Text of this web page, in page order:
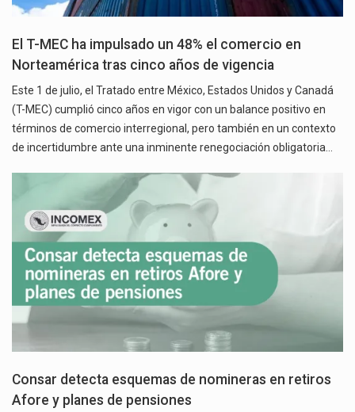
El T-MEC ha impulsado un 48% el comercio en
Norteamérica tras cinco años de vigencia
Este 1 de julio, el Tratado entre México, Estados Unidos y Canadá
(T-MEC) cumplió cinco años en vigor con un balance positivo en
términos de comercio interregional, pero también en un contexto
de incertidumbre ante una inminente renegociación obligatoria…
Consar detecta esquemas de nomineras en retiros
Afore y planes de pensiones